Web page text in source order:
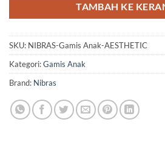
TAMBAH KE
SKU: NIBRAS-Gamis Anak-AESTHETIC
Kategori:Gamis Anak
Brand: Nibras